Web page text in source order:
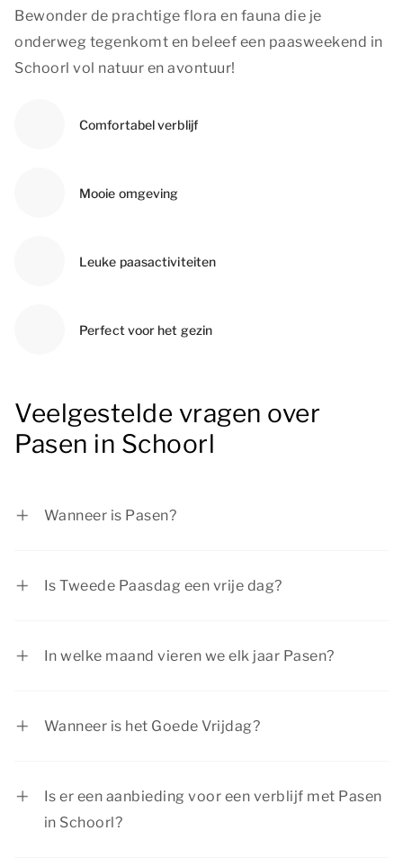
Bewonder de prachtige flora en fauna die je
onderweg tegenkomt en beleef een paasweekend in
Schoorl vol natuur en avontuur!
Comfortabel verblijf
Mooie omgeving
Leuke paasactiviteiten
Perfect voor het gezin
Veelgestelde vragen over
Pasen in Schoorl
Wanneer is Pasen?
Is Tweede Paasdag een vrije dag?
In welke maand vieren we elk jaar Pasen?
Wanneer is het Goede Vrijdag?
Is er een aanbieding voor een verblijf met Pasen
in Schoorl?